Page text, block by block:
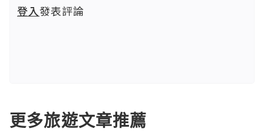
登入發表評論
更多旅遊文章推薦